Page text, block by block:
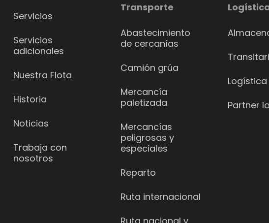
Servicios
Servicios
adicionales
Nuestra Flota
Historia
Noticias
Trabaja con
nosotros
Transporte
Abastecimiento
de cercanías
Camión grúa
Mercancía
paletizada
Mercancías
peligrosas y
especiales
Reparto
Ruta internacional
Partner